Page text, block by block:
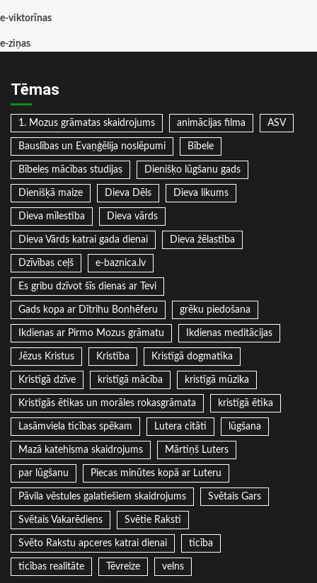
e-viktorīnas
e-ziņas
Tēmas
1. Mozus grāmatas skaidrojums animācijas filma ASV
Bauslības un Evaņģēlija noslēpumi Bībele
Bībeles mācības studijas Dienišķo lūgšanu gads
Dienišķā maize Dieva Dēls Dieva likums
Dieva mīlestība Dieva vārds
Dieva Vārds katrai gada dienai Dieva žēlastība
Dzīvības ceļš e-baznica.lv
Es gribu dzīvot šīs dienas ar Tevi
Gads kopa ar Dītrihu Bonhēferu grēku piedošana
Ikdienas ar Pirmo Mozus grāmatu Ikdienas meditācijas
Jēzus Kristus Kristība Kristīgā dogmatika
Kristīgā dzīve kristīgā mācība kristīgā mūzika
Kristīgās ētikas un morāles rokasgrāmata kristīgā ētika
Lasāmviela ticības spēkam Lutera citāti lūgšana
Mazā katehisma skaidrojums Mārtiņš Luters
par lūgšanu Piecas minūtes kopā ar Luteru
Pāvila vēstules galatiešiem skaidrojums Svētais Gars
Svētais Vakarēdiens Svētie Raksti
Svēto Rakstu apceres katrai dienai ticība
ticības realitāte Tēvreize velns